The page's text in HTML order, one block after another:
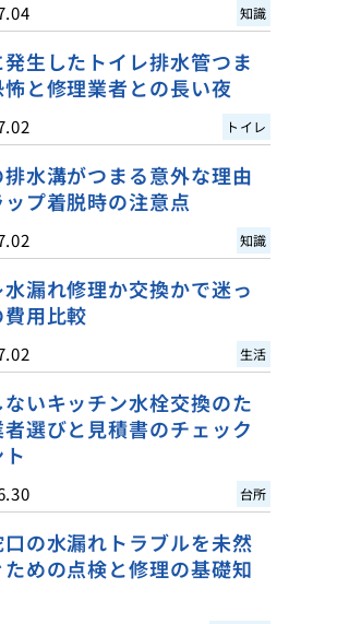
知識
生したトイレ排水管つま
怖と修理業者との長い夜
トイレ
水溝がつまる意外な理由
ップ着脱時の注意点
知識
水漏れ修理か交換かで迷っ
用比較
生活
いキッチン水栓交換のた
選びと見積書のチェック
台所
の水漏れトラブルを未然
ための点検と修理の基礎知